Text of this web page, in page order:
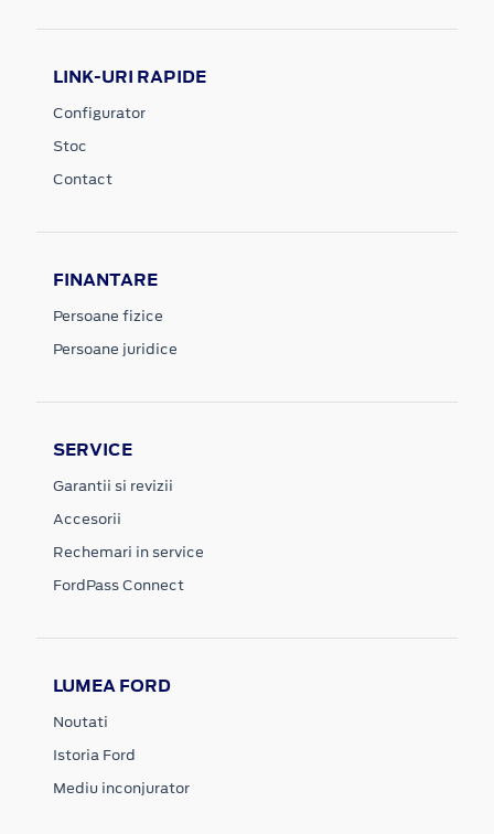
LINK-URI RAPIDE
Configurator
Stoc
Contact
FINANTARE
Persoane fizice
Persoane juridice
SERVICE
Garantii si revizii
Accesorii
Rechemari in service
FordPass Connect
LUMEA FORD
Noutati
Istoria Ford
Mediu inconjurator